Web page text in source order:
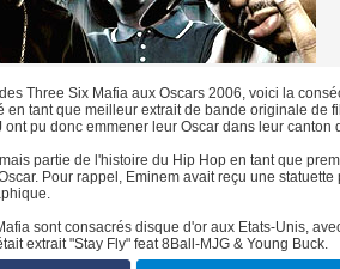
Three Six Mafia aux Oscars 2006, voici la
en tant que meilleur extrait de bande originale de
pu donc emmener leur Oscar dans leur canton
partie de l'histoire du Hip Hop en tant que
Pour rappel, Eminem avait reçu une statuette
sont consacrés disque d'or aux Etats-Unis,
extrait "Stay Fly" feat 8Ball-MJG & Young Buck.